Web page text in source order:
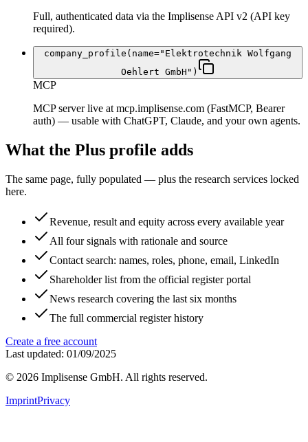
Full, authenticated data via the Implisense API v2 (API key
required).
company_profile(name="Elektrotechnik Wolfgang
Oehlert GmbH")
MCP
MCP server live at mcp.implisense.com (FastMCP, Bearer
auth) — usable with ChatGPT, Claude, and your own agents.
What the Plus profile adds
The same page, fully populated — plus the research services locked
here.
Revenue, result and equity across every available year
All four signals with rationale and source
Contact search: names, roles, phone, email, LinkedIn
Shareholder list from the official register portal
News research covering the last six months
The full commercial register history
Create a free account
Last updated: 01/09/2025
© 2026 Implisense GmbH. All rights reserved.
ImprintPrivacy